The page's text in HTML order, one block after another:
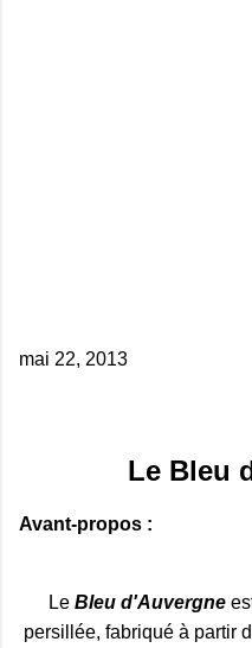
mai 22, 2013
Le Bleu
Avant-propos :
Le Bleu d'Auvergne
persillée, fabriqué à partir